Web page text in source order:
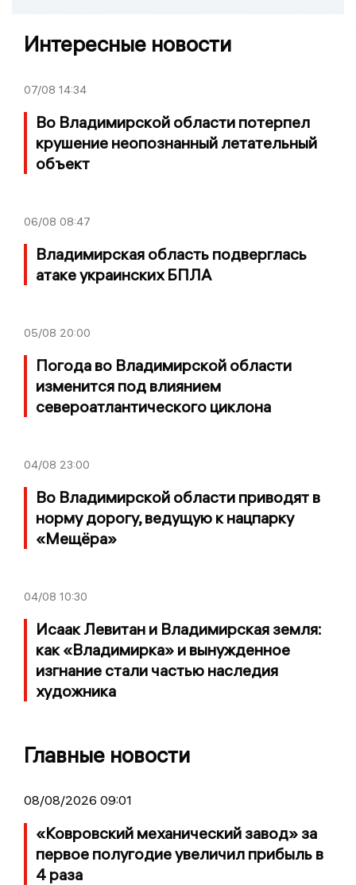
Интересные новости
07/08 14:34
Во Владимирской области потерпел
крушение неопознанный летательный
объект
06/08 08:47
Владимирская область подверглась
атаке украинских БПЛА
05/08 20:00
Погода во Владимирской области
изменится под влиянием
североатлантического циклона
04/08 23:00
Во Владимирской области приводят в
норму дорогу, ведущую к нацпарку
«Мещёра»
04/08 10:30
Исаак Левитан и Владимирская земля:
как «Владимирка» и вынужденное
изгнание стали частью наследия
художника
Главные новости
08/08/2026 09:01
«Ковровский механический завод» за
первое полугодие увеличил прибыль в
4 раза